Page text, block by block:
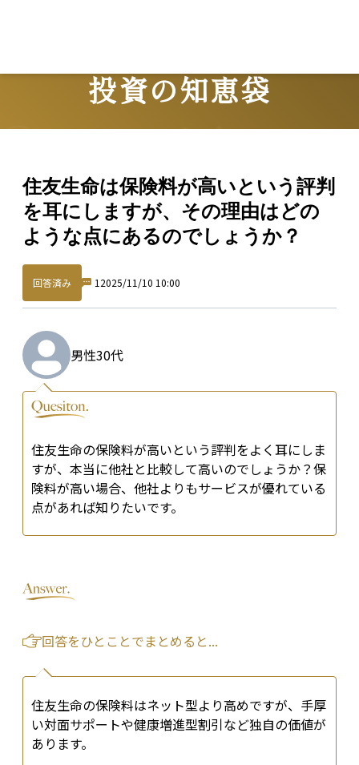
投資の知恵袋
住友生命は保険料が高いという評判
を耳にしますが、その理由はどの
ような点にあるのでしょうか？
回答済み 1 2025/11/10 10:00
男性30代
住友生命の保険料が高いという評判をよく耳にしま
すが、本当に他社と比較して高いのでしょうか？保
険料が高い場合、他社よりもサービスが優れている
点があれば知りたいです。
回答をひとことでまとめると...
住友生命の保険料はネット型より高めですが、手厚
い対面サポートや健康増進型割引など独自の価値が
あります。